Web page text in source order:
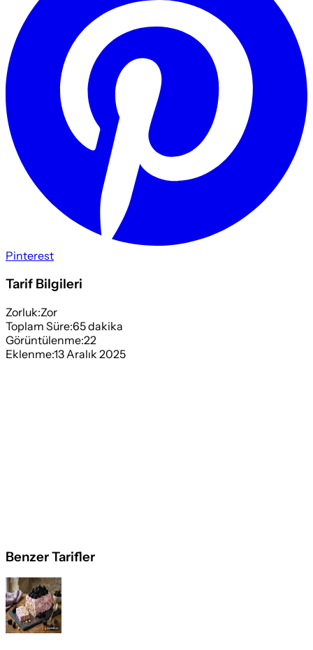
Pinterest
Tarif Bilgileri
Zorluk:Zor
Toplam Süre:65dakika
Görüntülenme:22
Eklenme:13 Aralık 2025
Benzer Tarifler